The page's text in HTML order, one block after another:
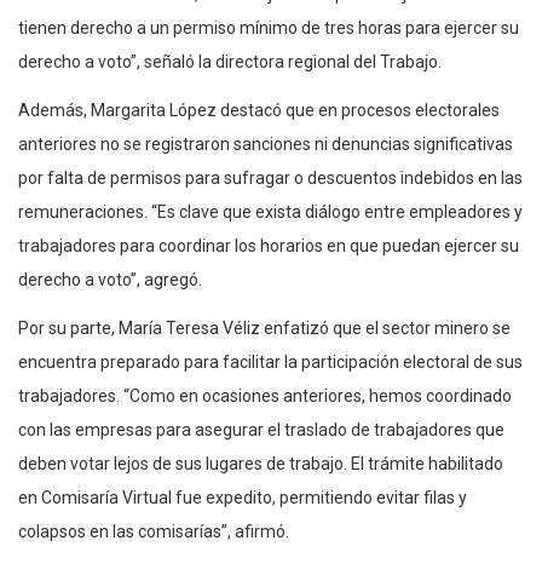
tienen derecho a un permiso mínimo de tres horas para ejercer su
derecho a voto”, señaló la directora regional del Trabajo.
Además, Margarita López destacó que en procesos electorales
anteriores no se registraron sanciones ni denuncias significativas
por falta de permisos para sufragar o descuentos indebidos en las
remuneraciones. “Es clave que exista diálogo entre empleadores y
trabajadores para coordinar los horarios en que puedan ejercer su
derecho a voto”, agregó.
Por su parte, María Teresa Véliz enfatizó que el sector minero se
encuentra preparado para facilitar la participación electoral de sus
trabajadores. “Como en ocasiones anteriores, hemos coordinado
con las empresas para asegurar el traslado de trabajadores que
deben votar lejos de sus lugares de trabajo. El trámite habilitado
en Comisaría Virtual fue expedito, permitiendo evitar filas y
colapsos en las comisarías”, afirmó.